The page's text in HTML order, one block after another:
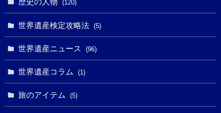
(5)
(4)
(2)
(1)
(27)
(10)(9)
(3)
(120)
世界遺産検定攻略法 (5)
世界遺産ニュース (96)
世界遺産コラム (1)
旅のアイテム (5)